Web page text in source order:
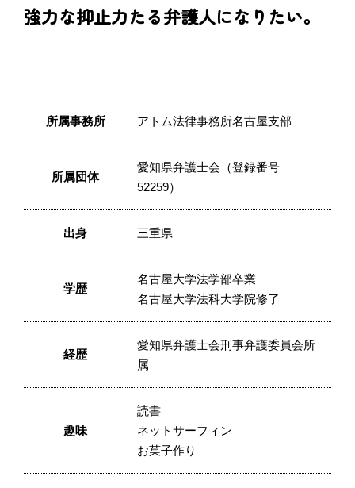
強力な抑止力たる弁護人になりたい。
所属事務所 アトム法律事務所名古屋支部
所属団体
愛知県弁護士会（登録番号
52259）
出身 三重県
学歴
名古屋大学法学部卒業
名古屋大学法科大学院修了
経歴
愛知県弁護士会刑事弁護委員会所
属
趣味
読書
ネットサーフィン
お菓子作り